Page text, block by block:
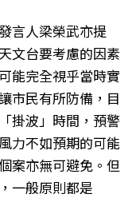
言人梁榮武亦提
文台要考慮的因素
能完全視乎當時實
市民有所防備，目
掛波」時間，預警
力不如預期的可能
案亦無可避免。但
一般原則都是